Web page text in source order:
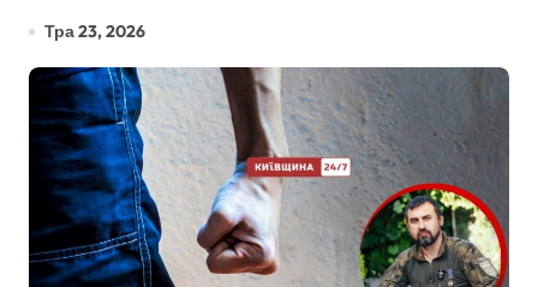
Тра 23, 2026